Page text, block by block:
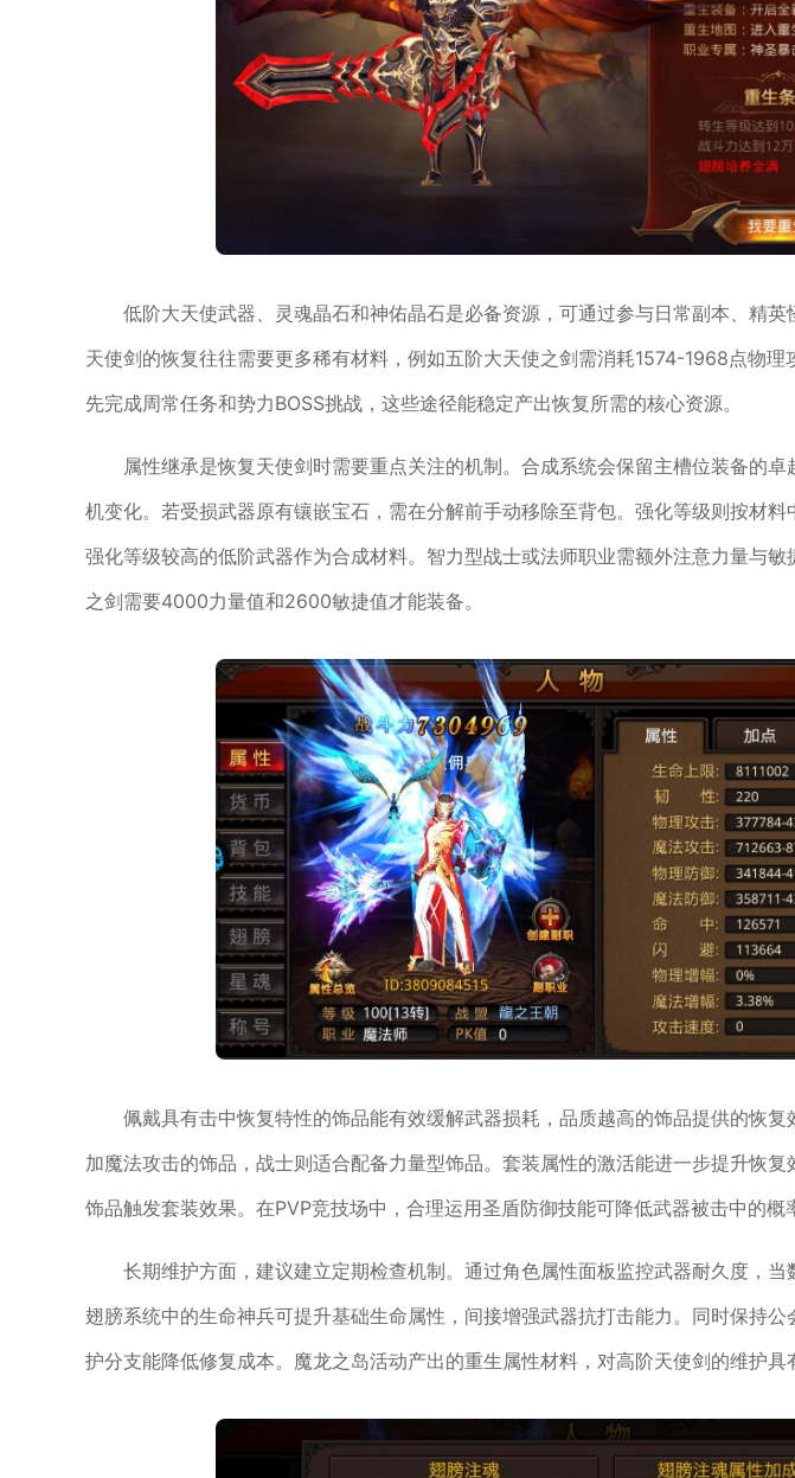
低阶大天使武器、灵魂晶石和神佑晶石是必备资源，可通过参与日常副本、精
天使剑的恢复往往需要更多稀有材料，例如五阶大天使之剑需消耗1574-1968点物
先完成周常任务和势力BOSS挑战，这些途径能稳定产出恢复所需的核心资源。
属性继承是恢复天使剑时需要重点关注的机制。合成系统会保留主槽位装备的
机变化。若受损武器原有镶嵌宝石，需在分解前手动移除至背包。强化等级则按材
强化等级较高的低阶武器作为合成材料。智力型战士或法师职业需额外注意力量与
之剑需要4000力量值和2600敏捷值才能装备。
佩戴具有击中恢复特性的饰品能有效缓解武器损耗，品质越高的饰品提供的恢
加魔法攻击的饰品，战士则适合配备力量型饰品。套装属性的激活能进一步提升恢
饰品触发套装效果。在PVP竞技场中，合理运用圣盾防御技能可降低武器被击中的概
长期维护方面，建议建立定期检查机制。通过角色属性面板监控武器耐久度，当
翅膀系统中的生命神兵可提升基础生命属性，间接增强武器抗打击能力。同时保持
护分支能降低修复成本。魔龙之岛活动产出的重生属性材料，对高阶天使剑的维护具